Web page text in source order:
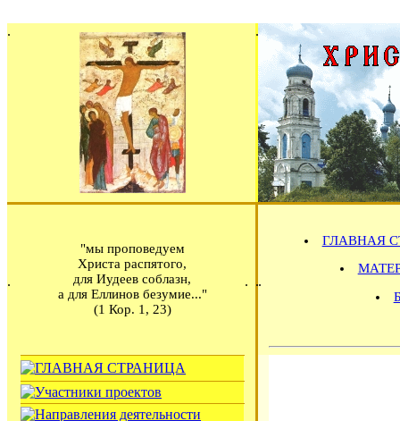
"мы проповедуем
Христа распятого,
для Иудеев соблазн,
а для Еллинов безумие..."
(1 Кор. 1, 23)
ГЛАВНАЯ